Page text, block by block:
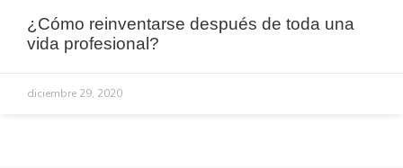
¿Cómo reinventarse después de toda una
vida profesional?
diciembre 29, 2020